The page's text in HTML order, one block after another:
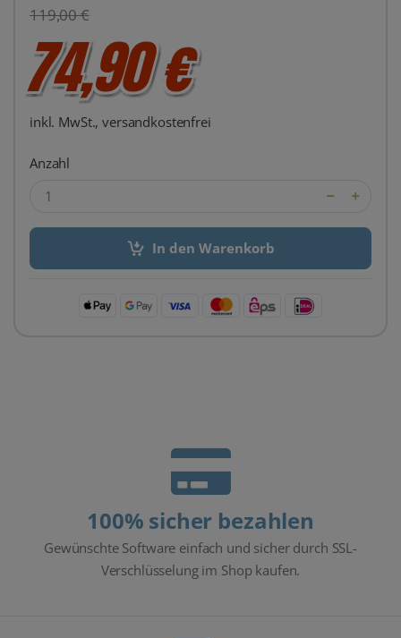
119,00 €
74,90 €
inkl. MwSt., versandkostenfrei
Anzahl
In den Warenkorb
100% sicher bezahlen
Gewünschte Software einfach und sicher durch SSL-
Verschlüsselung im Shop kaufen.